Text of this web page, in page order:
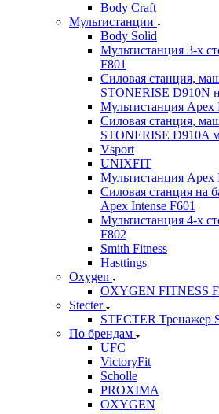
Body Craft
Мультистанции
Body Solid
Мультистанция 3-х
F801
Силовая станция,
STONERISE D910N
Мультистанция Apex
Силовая станция,
STONERISE D910A
Vsport
UNIXFIT
Мультистанция Apex
Силовая станция на
Apex Intense F601
Мультистанция 4-х
F802
Smith Fitness
Hasttings
Oxygen
OXYGEN FITNESS
Stecter
STECTER Тренажер
По брендам
UFC
VictoryFit
Scholle
PROXIMA
OXYGEN